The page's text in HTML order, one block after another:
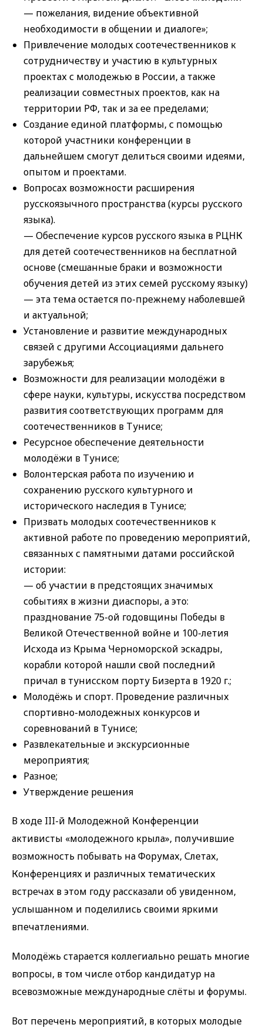
— пожелания, видение объективной
необходимости в общении и диалоге»;
Привлечение молодых соотечественников к
сотрудничеству и участию в культурных
проектах с молодежью в России, а также
реализации совместных проектов, как на
территории РФ, так и за ее пределами;
Создание единой платформы, с помощью
которой участники конференции в
дальнейшем смогут делиться своими идеями,
опытом и проектами.
Вопросах возможности расширения
русскоязычного пространства (курсы русского
языка).
— Обеспечение курсов русского языка в РЦНК
для детей соотечественников на бесплатной
основе (смешанные браки и возможности
обучения детей из этих семей русскому языку)
— эта тема остается по-прежнему наболевшей
и актуальной;
Установление и развитие международных
связей с другими Ассоциациями дальнего
зарубежья;
Возможности для реализации молодёжи в
сфере науки, культуры, искусства посредством
развития соответствующих программ для
соотечественников в Тунисе;
Ресурсное обеспечение деятельности
молодёжи в Тунисе;
Волонтерская работа по изучению и
сохранению русского культурного и
исторического наследия в Тунисе;
Призвать молодых соотечественников к
активной работе по проведению мероприятий,
связанных с памятными датами российской
истории:
— об участии в предстоящих значимых
событиях в жизни диаспоры, а это:
празднование 75-ой годовщины Победы в
Великой Отечественной войне и 100-летия
Исхода из Крыма Черноморской эскадры,
корабли которой нашли свой последний
причал в тунисском порту Бизерта в 1920 г.;
Молодёжь и спорт. Проведение различных
спортивно-молодежных конкурсов и
соревнований в Тунисе;
Развлекательные и экскурсионные
мероприятия;
Разное;
Утверждение решения
В ходе III-й Молодежной Конференции
активисты «молодежного крыла», получившие
возможность побывать на Форумах, Слетах,
Конференциях и различных тематических
встречах в этом году рассказали об увиденном,
услышанном и поделились своими яркими
впечатлениями.
Молодёжь старается коллегиально решать многие
вопросы, в том числе отбор кандидатур на
всевозможные международные слёты и форумы.
Вот перечень мероприятий, в которых молодые